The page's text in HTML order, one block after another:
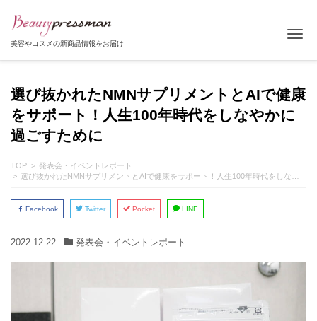
美容やコスメの新商品情報をお届け
選び抜かれたNMNサプリメントとAIで健康
をサポート！人生100年時代をしなやかに
過ごすために
TOP
発表会・イベントレポート
選び抜かれたNMNサプリメントとAIで健康をサポート！人生100年時代をしなやかに過ごすために
Facebook Twitter Pocket LINE
2022.12.22 発表会・イベントレポート